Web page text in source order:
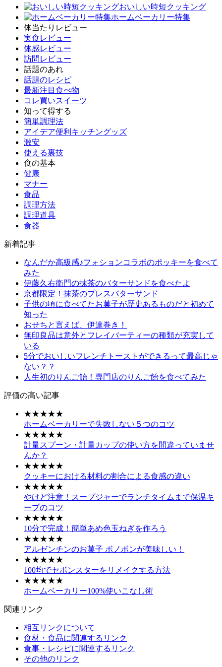
おいしい時短クッキング
ホームベーカリー特集
体当たりレビュー
実食レビュー
体感レビュー
訪問レビュー
話題のあれ
話題のレシピ
最新注目食べ物
コレ買いスイーツ
知って得する
簡単調理法
アイデア便利キッチングッズ
激安
使える裏技
食の基本
健康
マナー
食品
調理方法
調理道具
食器
新着記事
なんだか高級感♪フォションコラボのポッキーを食べて
みた
伊藤久右衛門の抹茶のバターサンドを食べたよ
京都限定！抹茶のプレスバターサンド
子供の頃に食べてたお菓子が歴史あるものだと初めて
知った
おせちと言えば、伊達巻き！
無印良品は意外とフレイバーティーの種類が充実して
いる
5分でおいしいフレンチトーストができるって最高じゃ
ない？？
人生初のりんご飴！専門店のりんご飴を食べてみた
評価の高い記事
★★★★★
ホームベーカリーで失敗しない５つのコツ
★★★★★
計量スプーン・計量カップの使い方を間違っていませ
んか？
★★★★★
クッキーにおける材料の割合による食感の違い
★★★★★
やけど注意！スープジャーでランチタイムまで保温キ
ープのコツ
★★★★★
10分で完成！簡単あめ色玉ねぎを作ろう
★★★★★
アルゼンチンのお菓子 ボノボンが美味しい！
★★★★★
100均でセボンスターをリメイクする方法
★★★★★
ホームベーカリー100%使いこなし術
関連リンク
相互リンクについて
食材・食品に関連するリンク
食事・レシピに関連するリンク
その他のリンク